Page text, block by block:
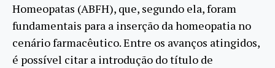
Homeopatas (ABFH), que, segundo ela, foram
fundamentais para a inserção da homeopatia no
cenário farmacêutico. Entre os avanços atingidos,
é possível citar a introdução do título de